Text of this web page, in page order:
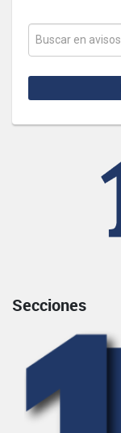
Secciones